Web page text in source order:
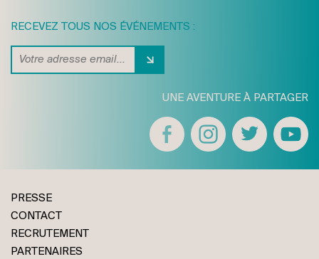
RECEVEZ TOUS NOS ÉVÉNEMENTS :
UNE AVENTURE À PARTAGER
PRESSE
CONTACT
RECRUTEMENT
PARTENAIRES